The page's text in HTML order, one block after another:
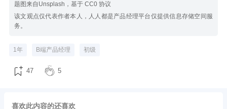
题图来自Unsplash，基于 CC0 协议
该文观点仅代表作者本人，人人都是产品经理平台仅提供信息存储空间服
务。
1年 B端产品经理 初级
47 5
喜欢此内容的还喜欢